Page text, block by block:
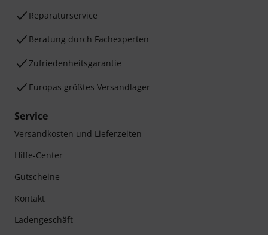
Reparaturservice
Beratung durch Fachexperten
Zufriedenheitsgarantie
Europas größtes Versandlager
Service
Versandkosten und Lieferzeiten
Hilfe-Center
Gutscheine
Kontakt
Ladengeschäft